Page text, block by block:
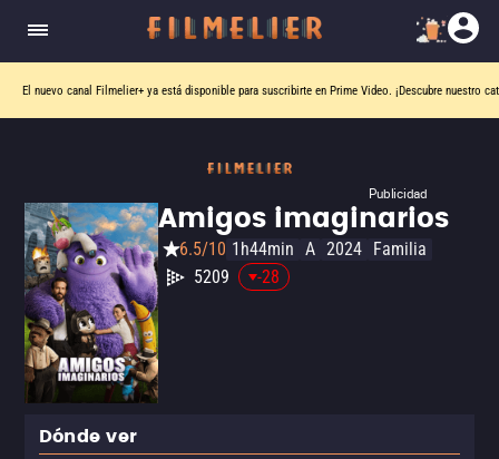
El nuevo canal Filmelier+ ya está disponible para suscribirte en Prime Video. ¡Descubre nuestro
Publicidad
Amigos imaginarios
6.5/10 1h44min A 2024 Familia
5209
-28
Dónde ver